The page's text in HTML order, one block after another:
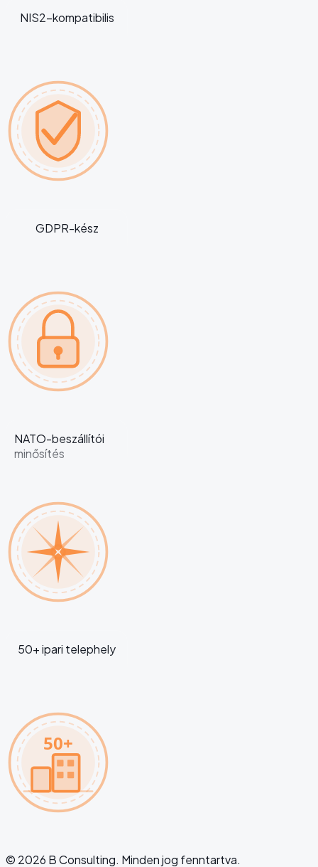
NIS2-kompatibilis
GDPR-kész
NATO-beszállítói
minősítés
50+ ipari telephely
50+
© 2026 B Consulting. Minden jog fenntartva.